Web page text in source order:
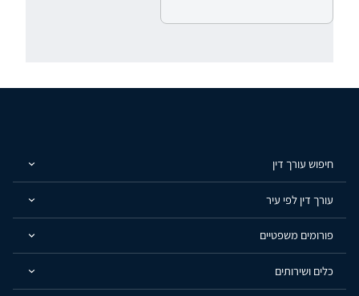
חיפוש עורך דין
עורך דין לפי עיר
פורומים משפטיים
כלים ושירותים